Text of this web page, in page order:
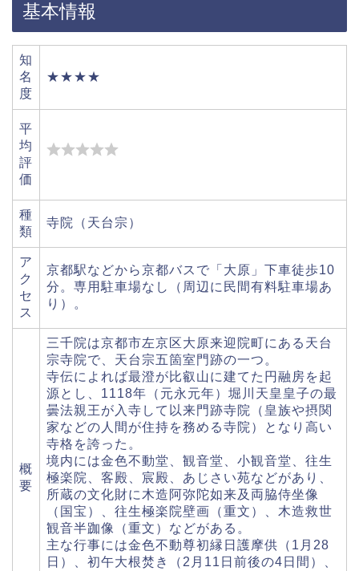
基本情報
知
名
度
★★★★
平
均
評
価
種
類
寺院（天台宗）
ア
ク
セ
ス
京都駅などから京都バスで「大原」下車徒歩10
分。専用駐車場なし（周辺に民間有料駐車場あ
り）。
概
要
三千院は京都市左京区大原来迎院町にある天台
宗寺院で、天台宗五箇室門跡の一つ。
寺伝によれば最澄が比叡山に建てた円融房を起
源とし、1118年（元永元年）堀川天皇皇子の最
曇法親王が入寺して以来門跡寺院（皇族や摂関
家などの人間が住持を務める寺院）となり高い
寺格を誇った。
境内には金色不動堂、観音堂、小観音堂、往生
極楽院、客殿、宸殿、あじさい苑などがあり、
所蔵の文化財に木造阿弥陀如来及両脇侍坐像
（国宝）、往生極楽院壁画（重文）、木造救世
観音半跏像（重文）などがある。
主な行事には金色不動尊初縁日護摩供（1月28
日）、初午大根焚き（2月11日前後の4日間）、